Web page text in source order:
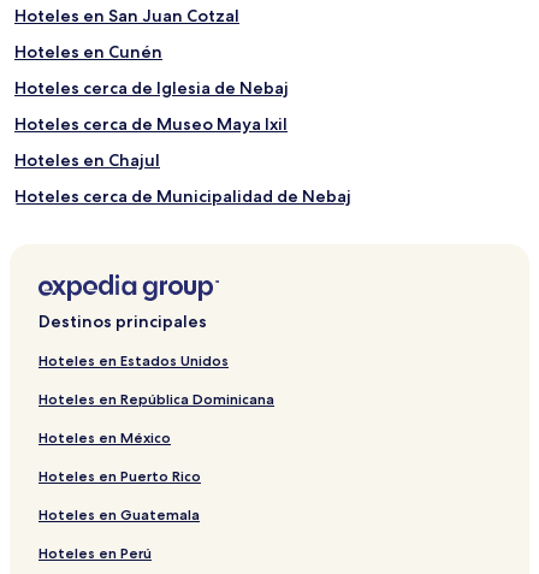
Hoteles en San Juan Cotzal
Hoteles en Cunén
Hoteles cerca de Iglesia de Nebaj
Hoteles cerca de Museo Maya Ixil
Hoteles en Chajul
Hoteles cerca de Municipalidad de Nebaj
Hoteles en Nebaj
Destinos principales
Hoteles en Estados Unidos
Hoteles en República Dominicana
Hoteles en México
Hoteles en Puerto Rico
Hoteles en Guatemala
Hoteles en Perú